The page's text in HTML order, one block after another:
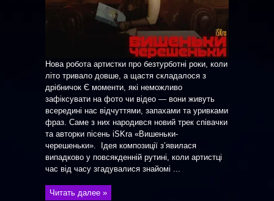
Нова робота артистки про безтурботні роки, коли
літо тривало довше, а щастя складалося з
дрібничок Є моменти, які неможливо
зафіксувати на фото чи відео — вони живуть
всередині нас відчуттями, запахами та уривками
фраз. Саме з них народився новий трек співачки
та авторки пісень iSKra «Вишеньки-
черешеньки». Ідея композиції з’явилася
випадково у повсякденній рутині, коли артистці
час від часу згадувалися знайомі ...
Читать далее »